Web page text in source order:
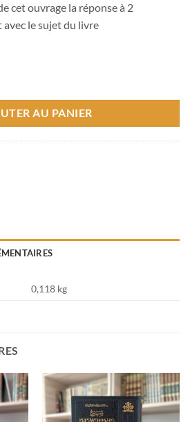
cet ouvrage la réponse à 2
le sujet du livre
AU PANIER
0,118 kg